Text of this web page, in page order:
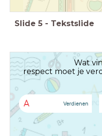
Slide 5 - Tekstslide
Wat
respect moet je
A Verdienen